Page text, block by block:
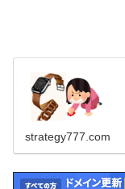
strategy777.com